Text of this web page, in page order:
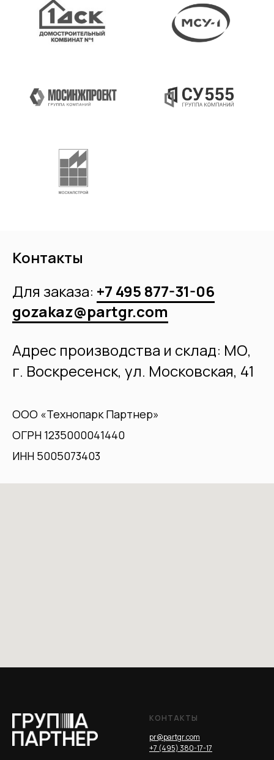
Контакты
Для заказа: +7 495 877-31-06
gozakaz@partgr.com
Адрес производства и склад: МО,
г. Воскресенск, ул. Московская, 41
ООО «Технопарк Партнер»
ОГРН 1235000041440
ИНН 5005073403
КОНТАКТЫ
pr@partgr.com
+7 (495) 380-17-17